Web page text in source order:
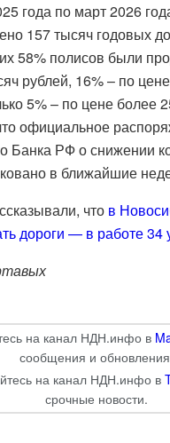
года по март 2026
157 тысяч годовых
58% полисов были
рублей, 16% – по
5% – по цене более
официальное
Банка РФ о снижении
в ближайшие
что в
дороги — в работе 34
на канал НДН.инфо в
сообщения и
на канал НДН.инфо в
срочные новости.